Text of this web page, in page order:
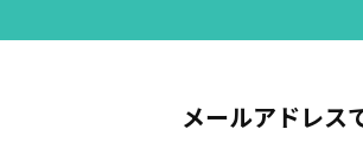
メールアドレス